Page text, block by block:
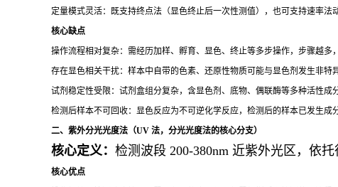
定量模式灵活：既支持终点法（显色终止后一次性测值），也可支持速率法
核心缺点
操作流程相对复杂：需经历加样、孵育、显色、终止等多步操作，步骤越多
存在显色相关干扰：样本中自带的色素、还原性物质可能与显色剂发生非特
试剂稳定性受限：试剂盒组分复杂，含显色剂、底物、偶联酶等多种活性
检测后样本不可回收：显色反应为不可逆化学反应，检测后的样本已发生成
二、紫外分光光度法（UV 法，分光光度法的核心分支）
核心定义： 检测波段 200-380nm 近紫外光区，依
核心优点